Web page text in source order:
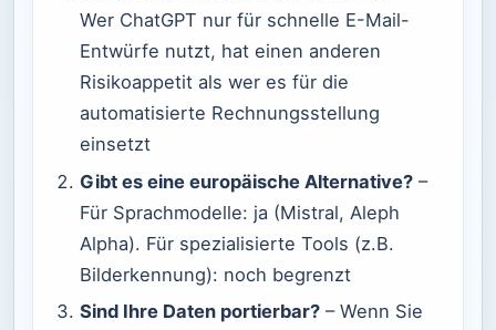
Wer ChatGPT nur für schnelle E-Mail-
Entwürfe nutzt, hat einen anderen
Risikoappetit als wer es für die
automatisierte Rechnungsstellung
einsetzt
Gibt es eine europäische Alternative? –
Für Sprachmodelle: ja (Mistral, Aleph
Alpha). Für spezialisierte Tools (z.B.
Bilderkennung): noch begrenzt
Sind Ihre Daten portierbar? – Wenn Sie